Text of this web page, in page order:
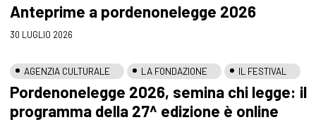
Anteprime a pordenonelegge 2026
30 LUGLIO 2026
AGENZIA CULTURALE LA FONDAZIONE IL FESTIVAL
Pordenonelegge 2026, semina chi legge: il
programma della 27^ edizione è online